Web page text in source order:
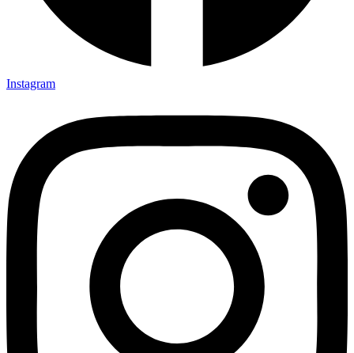
Instagram